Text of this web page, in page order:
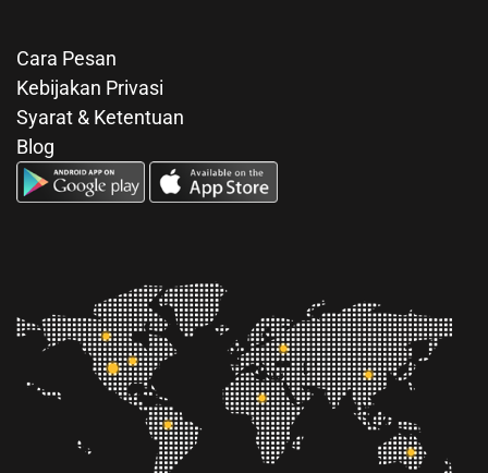
Cara Pesan
Kebijakan Privasi
Syarat & Ketentuan
Blog